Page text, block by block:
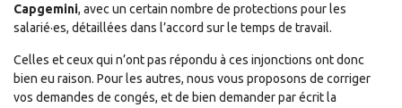
Capgemini, avec un certain nombre de protections pour les
salarié·es, détaillées dans l’accord sur le temps de travail.
Celles et ceux qui n’ont pas répondu à ces injonctions ont donc
bien eu raison. Pour les autres, nous vous proposons de corriger
vos demandes de congés, et de bien demander par écrit la